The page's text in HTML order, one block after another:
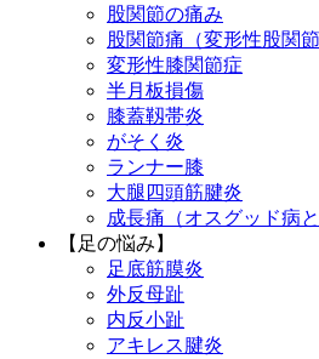
股関節の痛み
股関節痛（変形性股関節
変形性膝関節症
半月板損傷
膝蓋靱帯炎
がそく炎
ランナー膝
大腿四頭筋腱炎
成長痛（オスグッド病
【足の悩み】
足底筋膜炎
外反母趾
内反小趾
アキレス腱炎